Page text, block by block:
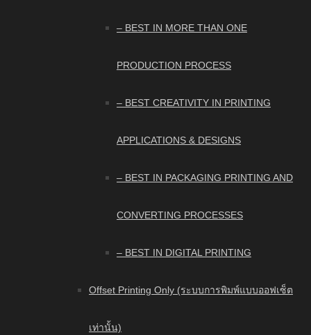
– BEST IN MORE THAN ONE
PRODUCTION PROCESS
– BEST CREATIVITY IN PRINTING
APPLICATIONS & DESIGNS
– BEST IN PACKAGING PRINTING AND
CONVERTING PROCESSES
– BEST IN DIGITAL PRINTING
Offset Printing Only (ระบบการพิมพ์แบบออฟเซ็ต
เท่านั้น)